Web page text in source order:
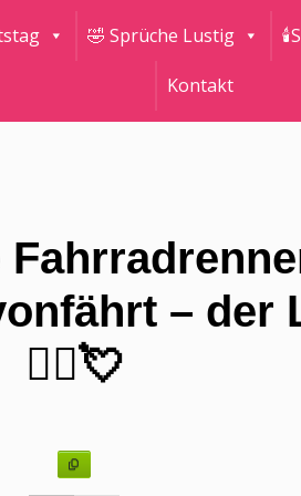
🤣 Sprüche Lustig
Kontakt
– der
🚴‍♂️💘